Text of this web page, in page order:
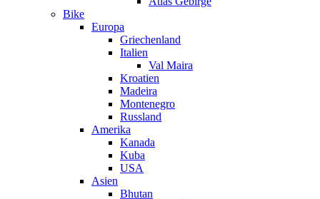
Bike
Europa
Griechenland
Italien
Val Maira
Kroatien
Madeira
Montenegro
Russland
Amerika
Kanada
Kuba
USA
Asien
Bhutan